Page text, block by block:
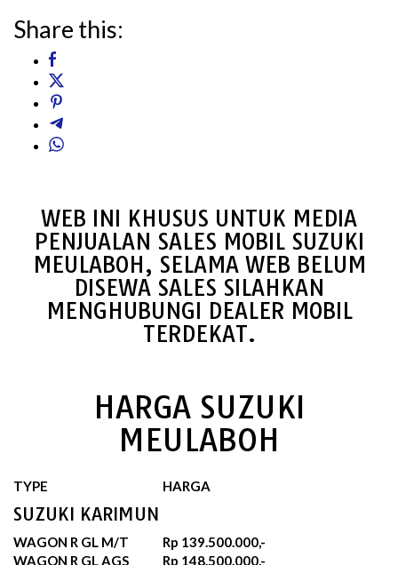
Share this:
WEB INI KHUSUS UNTUK MEDIA
PENJUALAN SALES MOBIL SUZUKI
MEULABOH, SELAMA WEB BELUM
DISEWA SALES SILAHKAN
MENGHUBUNGI DEALER MOBIL
TERDEKAT.
HARGA SUZUKI
MEULABOH
TYPE HARGA
SUZUKI KARIMUN
WAGON R GL M/T
Rp 139.500.000,-
WAGON R GL AGS
Rp 148.500.000,-